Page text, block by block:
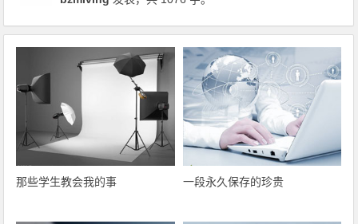
那些学生教会我的事 一段永久保存的珍贵